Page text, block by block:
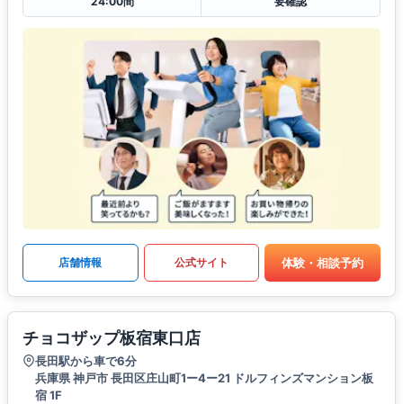
店舗情報 公式サイト 体験・相談予約
チョコザップ板宿東口店
長田駅から車で6分
兵庫県 神戸市 長田区庄山町1ー4ー21 ドルフィンズマンション板
宿 1F